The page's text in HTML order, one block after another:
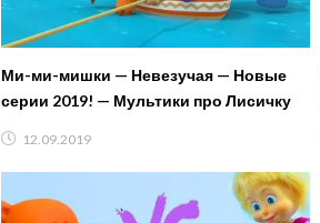
Ми-ми-мишки — Невезучая — Новые
серии 2019! — Мультики про Лисичку
12.09.2019